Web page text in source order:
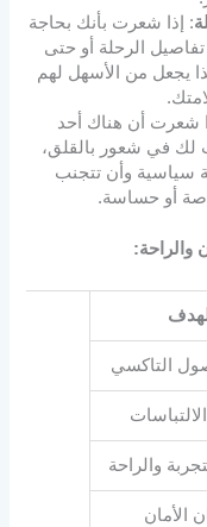
: إذا شعرت بأنك بحاجة
الرحلة أو حتى
يجعل من الأسهل لهم
شعرت أن هناك أحد
لك في شعور بالقلق،
سياسية وأن تتجنب
أو حساسة.
والراحة:
التاكسي
والراحة
الأمان